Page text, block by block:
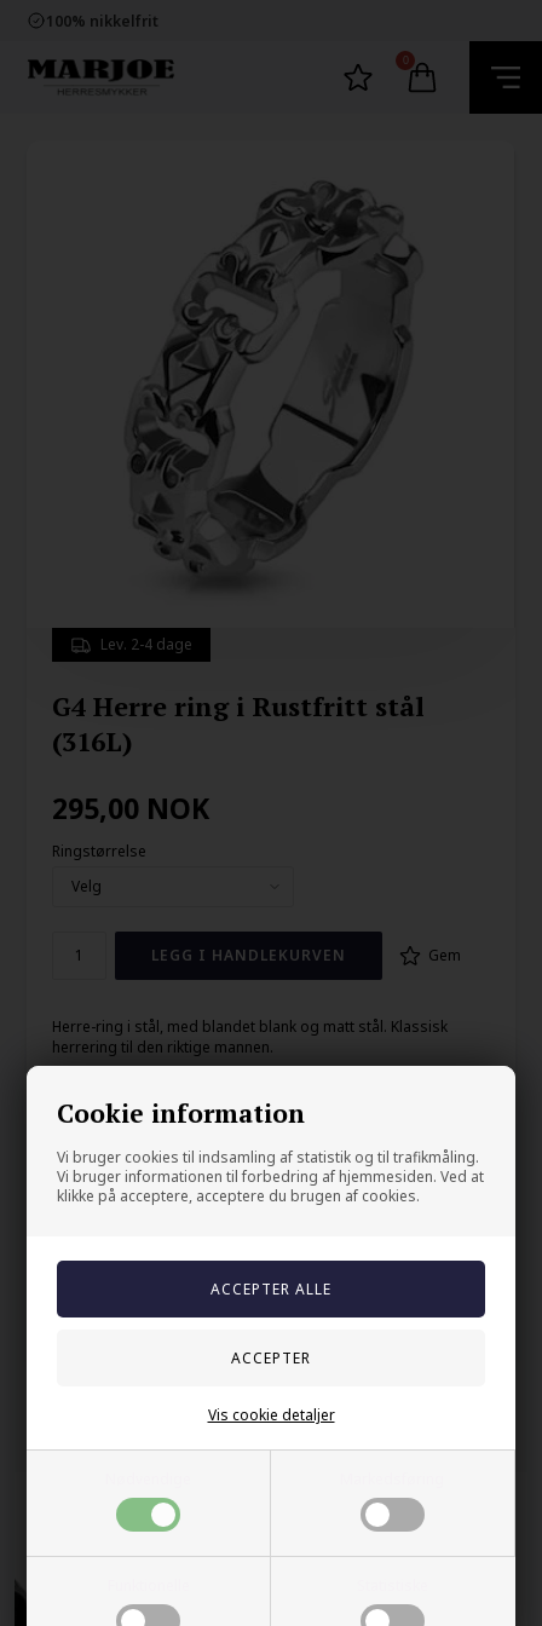
Cookie information
Vi bruger cookies til indsamling af statistik og til trafikmåling.
Vi bruger informationen til forbedring af hjemmesiden. Ved at
klikke på acceptere, acceptere du brugen af cookies.
Vis cookie detaljer
100% nikkelfrit
60 dager bytte & returret
Trygg E-Handel
0
Lev. 2-4 dage
G4 Herre ring i Rustfritt stål
(316L)
295,00 NOK
Ringstørrelse
Gem
Herre-ring i stål, med blandet blank og matt stål. Klassisk
herrering til den riktige mannen.
Din sikkerhet
På lager
100% nikkelfrit